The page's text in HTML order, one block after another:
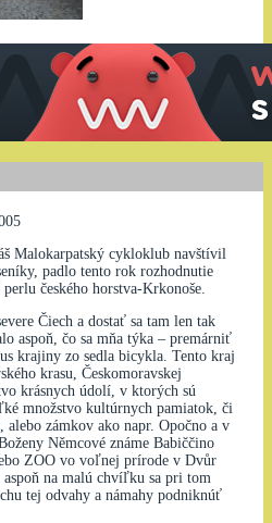
Malokarpatský cykloklub navštívil
padlo tento rok rozhodnutie
českého horstva-Krkonoše.
Čiech a dostať sa tam len tak
aspoň, čo sa mňa týka – premárniť
krajiny zo sedla bicykla. Tento kraj
krasu, Českomoravskej
krásnych údolí, v ktorých sú
množstvo kultúrnych pamiatok, či
alebo zámkov ako napr. Opočno a v
Němcové známe Babiččino
ZOO vo voľnej prírode v Dvůr
na malú chvíľku sa pri tom
tej odvahy a námahy podniknúť